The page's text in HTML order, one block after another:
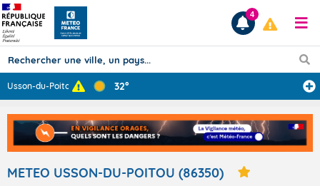
Prévisions
TOUS LES RÉSULTATS
4
Usson-du-Poitou... 32°
METEO USSON-DU-POITOU (86350)